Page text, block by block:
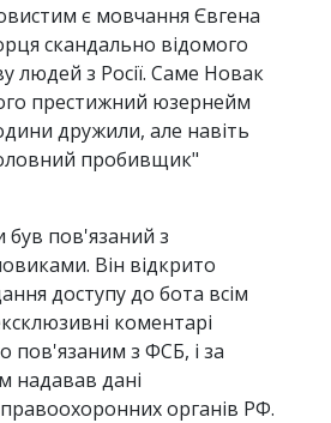
є мовчання Євгена
скандально відомого
людей з Росії. Саме Новак
престижний юзернейм
дружили, але навіть
пробивщик"
пов'язаний з
Він відкрито
доступу до бота всім
коментарі
пов'язаним з ФСБ, і за
надавав дані
органів РФ.